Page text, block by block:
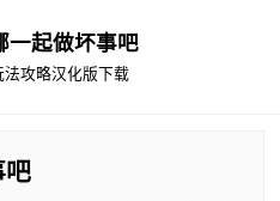
一起做坏事吧
法攻略汉化版下载
吧